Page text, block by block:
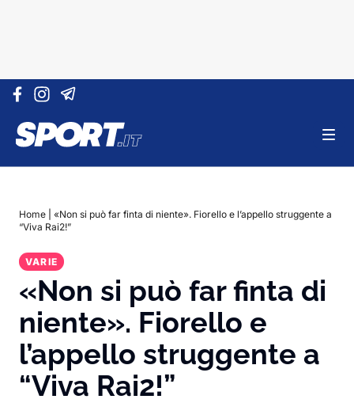
Vai al contenuto
Home
«Non si può far finta di niente». Fiorello e l’appello struggente a
“Viva Rai2!”
VARIE
«Non si può far finta di
niente». Fiorello e
l’appello struggente a
“Viva Rai2!”